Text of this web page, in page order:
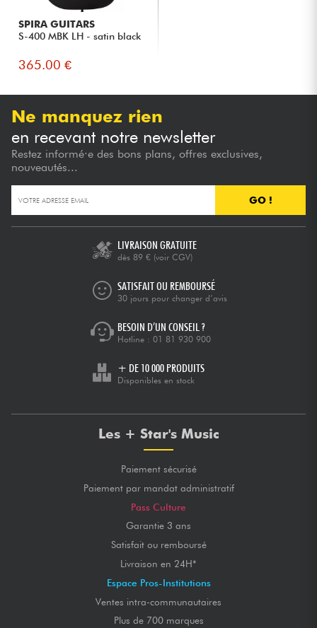
SPIRA GUITARS
S-400 MBK LH - satin black
365.00 €
Ne manquez rien
en recevant notre newsletter
Restez informé·e des bons plans, offres exclusives,
nouveautés...
GO !
LIVRAISON GRATUITE
dès 89 € (voir CGV)
SATISFAIT OU REMBOURSÉ
30 jours pour changer d’avis
BESOIN D’UN CONSEIL ?
Hotline : 01 81 930 900
+ DE 10 000 PRODUITS
Disponibles en stock
Les + Star's Music
Paiement sécurisé
Paiement par mandat administratif
Pass Culture
Garantie 3 ans
Satisfait ou remboursé
Livraison en 24H*
Espace Pros-Institutions
Ventes intra-communautaires
Plus de 700 marques